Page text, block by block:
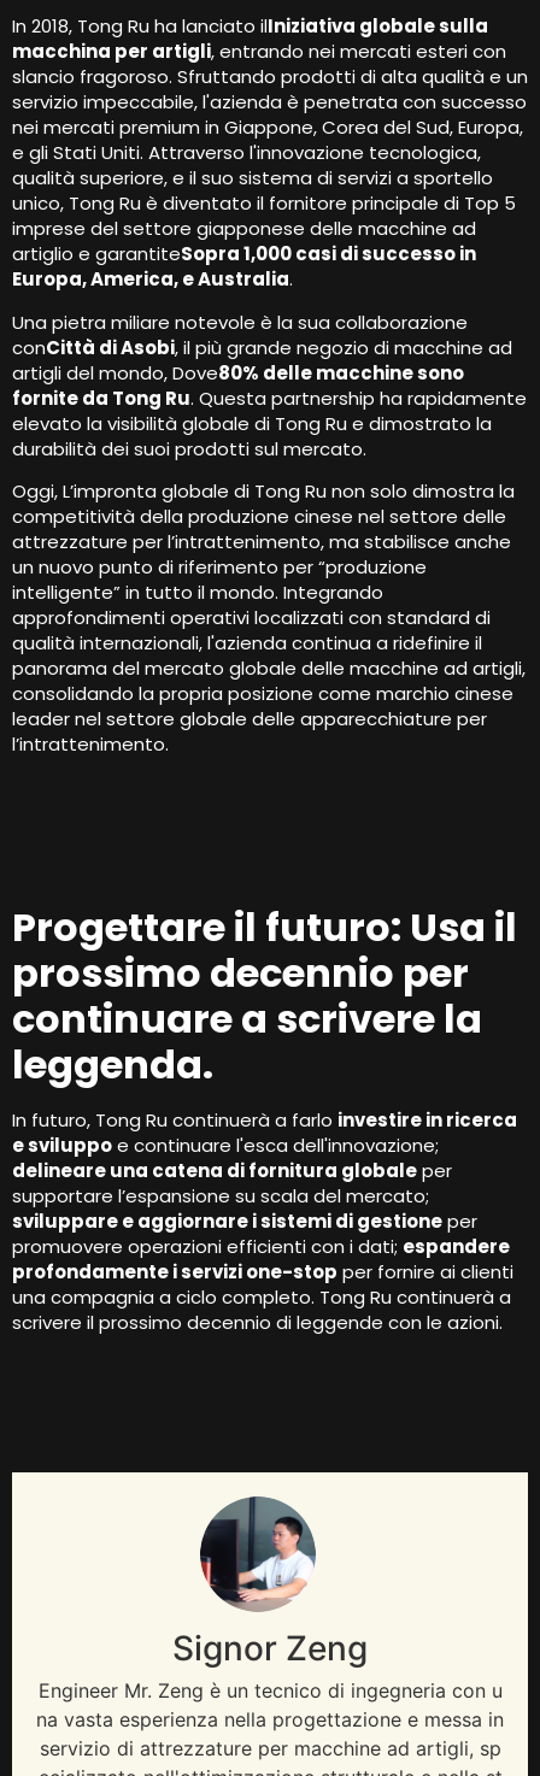
In 2018, Tong Ru ha lanciato ilIniziativa globale sulla
macchina per artigli, entrando nei mercati esteri con
slancio fragoroso. Sfruttando prodotti di alta qualità e un
servizio impeccabile, l'azienda è penetrata con successo
nei mercati premium in Giappone, Corea del Sud, Europa,
e gli Stati Uniti. Attraverso l'innovazione tecnologica,
qualità superiore, e il suo sistema di servizi a sportello
unico, Tong Ru è diventato il fornitore principale di Top 5
imprese del settore giapponese delle macchine ad
artiglio e garantiteSopra 1,000 casi di successo in
Europa, America, e Australia.
Una pietra miliare notevole è la sua collaborazione
conCittà di Asobi, il più grande negozio di macchine ad
artigli del mondo, Dove80% delle macchine sono
fornite da Tong Ru. Questa partnership ha rapidamente
elevato la visibilità globale di Tong Ru e dimostrato la
durabilità dei suoi prodotti sul mercato.
Oggi, L’impronta globale di Tong Ru non solo dimostra la
competitività della produzione cinese nel settore delle
attrezzature per l’intrattenimento, ma stabilisce anche
un nuovo punto di riferimento per “produzione
intelligente” in tutto il mondo. Integrando
approfondimenti operativi localizzati con standard di
qualità internazionali, l'azienda continua a ridefinire il
panorama del mercato globale delle macchine ad artigli,
consolidando la propria posizione come marchio cinese
leader nel settore globale delle apparecchiature per
l’intrattenimento.
Progettare il futuro: Usa il
prossimo decennio per
continuare a scrivere la
leggenda.
In futuro, Tong Ru continuerà a farlo investire in ricerca
e sviluppoe continuare l'esca dell'innovazione;
delineare una catena di fornitura globaleper
supportare l’espansione su scala del mercato;
sviluppare e aggiornare i sistemi di gestioneper
promuovere operazioni efficienti con i dati; espandere
profondamente i servizi one-stop per fornire ai clienti
una compagnia a ciclo completo. Tong Ru continuerà a
scrivere il prossimo decennio di leggende con le azioni.
Signor Zeng
Engineer Mr. Zeng è un tecnico di ingegneria con u
na vasta esperienza nella progettazione e messa in
servizio di attrezzature per macchine ad artigli, sp